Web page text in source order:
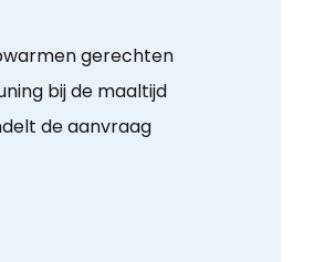
gerechten
bij de maaltijd
de aanvraag